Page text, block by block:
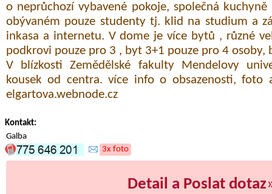
o neprůchozí vybavené pokoje, společná
obývaném pouze studenty tj. klid na studium a
inkasa a internetu. V dome je více bytů , různé
podkrovi pouze pro 3 , byt 3+1 pouze pro 4 osoby,
V blízkosti Zemědělské fakulty Mendelovy
kousek od centra. více info o obsazenosti,
elgartova.webnode.cz
Kontakt:
Galba
3x foto
Detail a Poslat dotaz